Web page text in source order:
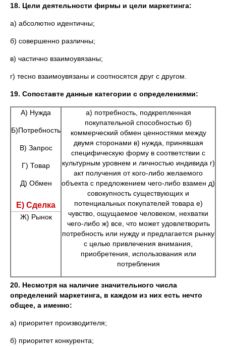
18. Цели деятельности фирмы и цели маркетинга:
а) абсолютно идентичны;
б) совершенно различны;
в) частично взаимоувязаны;
г) тесно взаимоувязаны и соотносятся друг с другом.
19. Сопоставте данные категории с определениями:
А) Нужда
Б)Потребность
В) Запрос
Г) Товар
Д) Обмен
Е) Сделка
Ж) Рынок
а) потребность, подкрепленная
покупательной способностью б)
коммерческий обмен ценностями между
двумя сторонами в) нужда, принявшая
специфическую форму в соответствии с
культурным уровнем и личностью индивида г)
акт получения от кого-либо желаемого
объекта с предложением чего-либо взамен д)
совокупность существующих и
потенциальных покупателей товара е)
чувство, ощущаемое человеком, нехватки
чего-либо ж) все, что может удовлетворить
потребность или нужду и предлагается рынку
с целью привлечения внимания,
приобретения, использования или
потребления
20. Несмотря на наличие значительного числа
определений маркетинга, в каждом из них есть нечто
общее, а именно:
а) приоритет производителя;
б) приоритет конкурента;